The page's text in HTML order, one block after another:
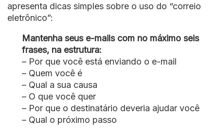
apresenta dicas simples sobre o uso do “correio
eletrônico”:
Mantenha seus e-mails com no máximo seis
frases, na estrutura:
– Por que você está enviando o e-mail
– Quem você é
– Qual a sua causa
– O que você quer
– Por que o destinatário deveria ajudar você
– Qual o próximo passo